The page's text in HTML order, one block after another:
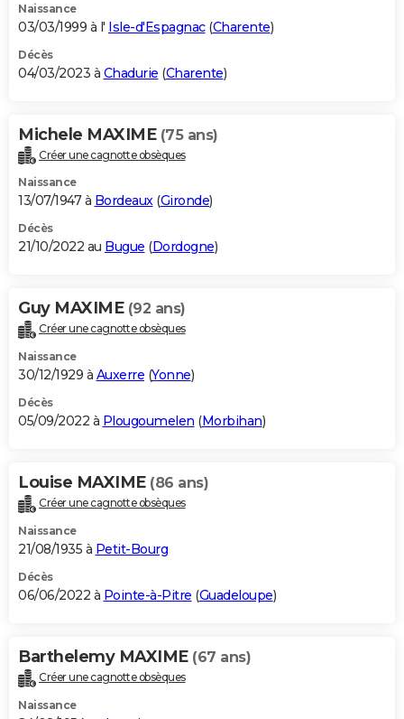
Naissance
03/03/1999 à l' Isle-d'Espagnac(Charente)
Décès
04/03/2023 à Chadurie (Charente)
Michele MAXIME (75 ans)
Créer une cagnotte obsèques
Naissance
13/07/1947 à Bordeaux(Gironde)
Décès
21/10/2022 au Bugue (Dordogne)
Guy MAXIME (92 ans)
Créer une cagnotte obsèques
Naissance
30/12/1929 à Auxerre (Yonne)
Décès
05/09/2022 à Plougoumelen (Morbihan)
Louise MAXIME (86 ans)
Créer une cagnotte obsèques
Naissance
21/08/1935 à Petit-Bourg
Décès
06/06/2022 à Pointe-à-Pitre (Guadeloupe)
Barthelemy MAXIME (67 ans)
Créer une cagnotte obsèques
Naissance